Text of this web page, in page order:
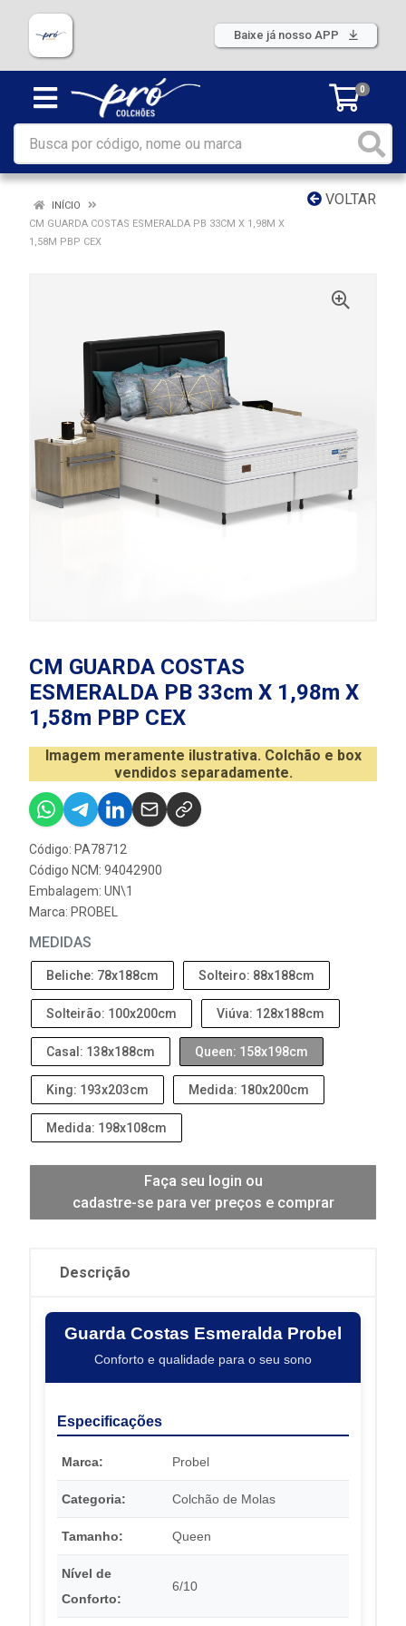
Baixe já nosso APP
0
VOLTAR
INÍCIO
CM GUARDA COSTAS ESMERALDA PB 33CM X 1,98M X
1,58M PBP CEX
CM GUARDA COSTAS
ESMERALDA PB 33cm X 1,98m X
1,58m PBP CEX
Imagem meramente ilustrativa. Colchão e box
vendidos separadamente.
Código: PA78712
Código NCM: 94042900
Embalagem: UN\1
Marca: PROBEL
MEDIDAS
Beliche: 78x188cm Solteiro: 88x188cm
Solteirão: 100x200cm Viúva: 128x188cm
Casal: 138x188cm Queen: 158x198cm
King: 193x203cm Medida: 180x200cm
Medida: 198x108cm
Faça seu login ou
cadastre-se para ver preços e comprar
Descrição
Guarda Costas Esmeralda Probel
Conforto e qualidade para o seu sono
Especificações
Marca: Probel
Categoria: Colchão de Molas
Tamanho: Queen
Nível de
Conforto:
6/10